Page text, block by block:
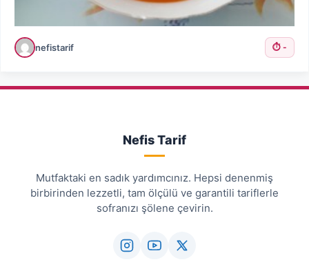
nefistarif ⏱️ -
Nefis Tarif
Mutfaktaki en sadık yardımcınız. Hepsi denenmiş
birbirinden lezzetli, tam ölçülü ve garantili tariflerle
sofranızı şölene çevirin.